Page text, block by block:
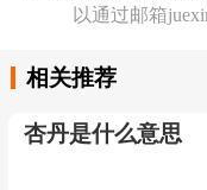
以通过邮箱
相关推荐
杏丹是什么意思